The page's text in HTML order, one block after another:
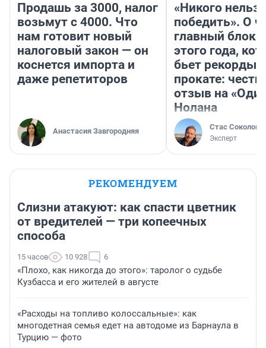
Продашь за 3000, налог
возьмут с 4000. Что
нам готовит новый
налоговый закон — он
коснется импорта и
даже репетиторов
Анастасия Завгородняя
«Никого нельзя
победить». О
главный
этого года,
бьет рекорды в
прокате:
отзыв на
Нолана
Стас Соколов
Эксперт
РЕКОМЕНДУЕМ
Слизни атакуют: как спасти цветник
от вредителей — три копеечных
способа
15 часов 10 928 6
«Плохо, как никогда до этого»: таролог о судьбе
Кузбасса и его жителей в августе
«Расходы на топливо колоссальные»: как
многодетная семья едет на автодоме из Барнаула в
Турцию — фото